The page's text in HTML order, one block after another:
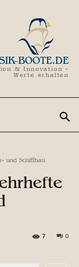
BOOTE.DE
& Innovation -
Werte erhalten
und Schiffbau
0
7